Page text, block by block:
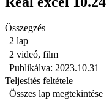
Összegzés
2 lap
2 videó, film
Publikálva: 2023.10.31
Teljesítés feltétele
Összes lap megtekintése